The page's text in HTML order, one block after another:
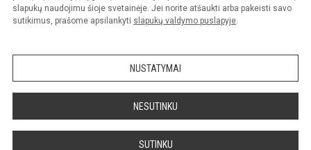
slapukų naudojimu šioje svetainėje. Jei norite atšaukti arba pakeisti savo
sutikimus, prašome apsilankyti slapukų valdymo puslapyje.
NUSTATYMAI
NESUTINKU
SUTINKU
Sumanus būdas atnaujinti